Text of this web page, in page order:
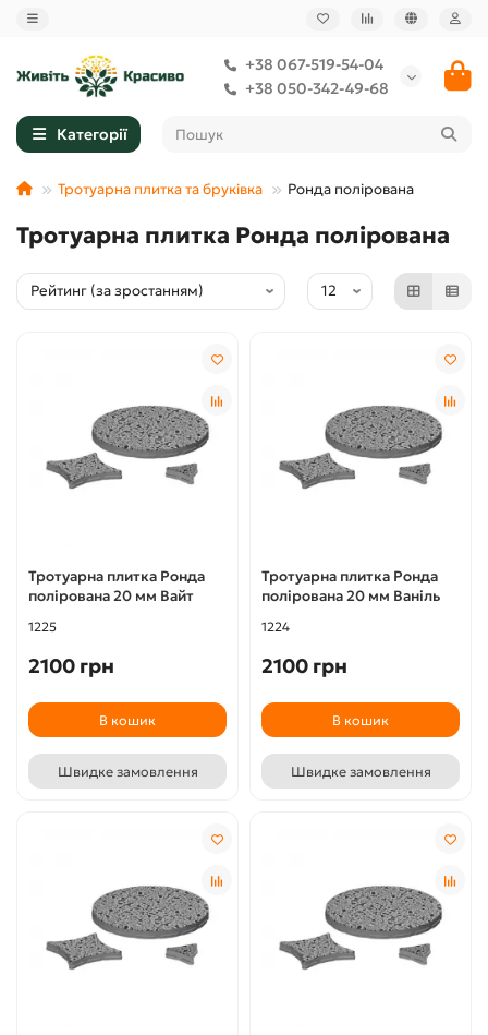
+38 067-519-54-04
+38 050-342-49-68
Категорії
Тротуарна плитка та бруківка Ронда полірована
Тротуарна плитка Ронда полірована
Тротуарна плитка Ронда
полірована 20 мм Вайт
1225
2100 грн
В кошик
Швидке замовлення
Тротуарна плитка Ронда
полірована 20 мм Ваніль
1224
2100 грн
В кошик
Швидке замовлення